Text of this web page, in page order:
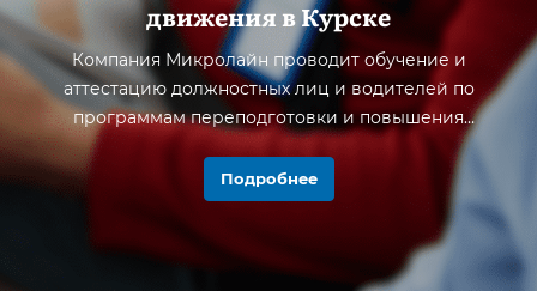
движения в Курске
Компания Микролайн проводит обучение и
аттестацию должностных лиц и водителей по
программам переподготовки и повышения
квалификации в Курске и области.
Подробнее